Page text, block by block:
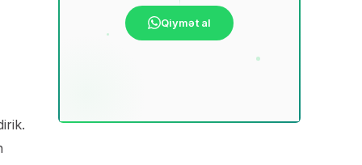
Qiymət al